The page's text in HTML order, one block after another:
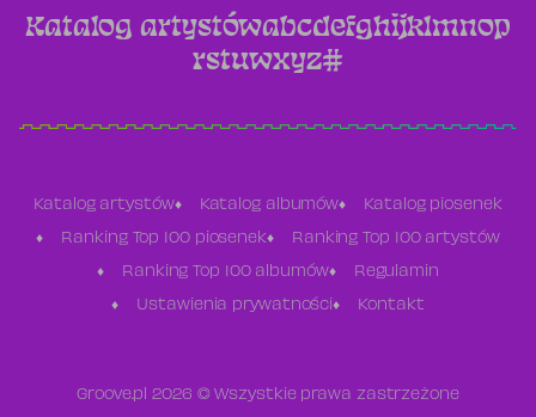
Katalog artystówabcdefghijklmnop
rstuwxyz#
Katalog artystów Katalog albumów Katalog piosenek
Ranking Top 100 piosenek Ranking Top 100 artystów
Ranking Top 100 albumów Regulamin
Ustawienia prywatności Kontakt
Groove.pl 2026 © Wszystkie prawa zastrzeżone